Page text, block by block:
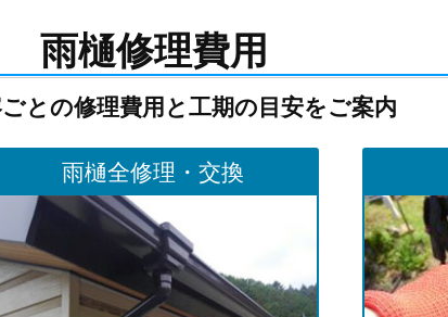
雨樋修理費用
との修理費用と工期の目安をご案内
雨樋全修理・交換